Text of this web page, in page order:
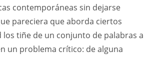
contemporáneas sin dejarse
pareciera que aborda ciertos
tiñe de un conjunto de palabras a
un problema crítico: de alguna